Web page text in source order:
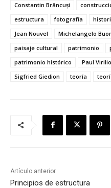
Constantin Brâncuși
estructura
fotografía
Jean Nouvel
Michelangelo
paisaje cultural
patrimonio
patrimonio histórico
Paul Virilio
Sigfried Giedion
teoría
Artículo anterior
Principios de estructura